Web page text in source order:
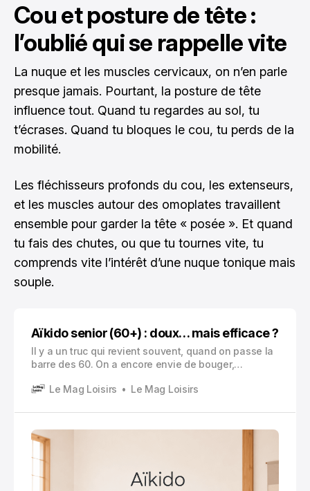
Cou et posture de tête :
l’oublié qui se rappelle vite
La nuque et les muscles cervicaux, on n’en parle
presque jamais. Pourtant, la posture de tête
influence tout. Quand tu regardes au sol, tu
t’écrases. Quand tu bloques le cou, tu perds de la
mobilité.
Les fléchisseurs profonds du cou, les extenseurs,
et les muscles autour des omoplates travaillent
ensemble pour garder la tête « posée ». Et quand
tu fais des chutes, ou que tu tournes vite, tu
comprends vite l’intérêt d’une nuque tonique mais
souple.
Aïkido senior (60+) : doux… mais efficace ?
Il y a un truc qui revient souvent, quand on passe la
barre des 60. On a encore envie de bouger,
rentrer d’un cours en boitant pendant trois jours, ou
Le Mag Loisirs Le Mag Loisirs